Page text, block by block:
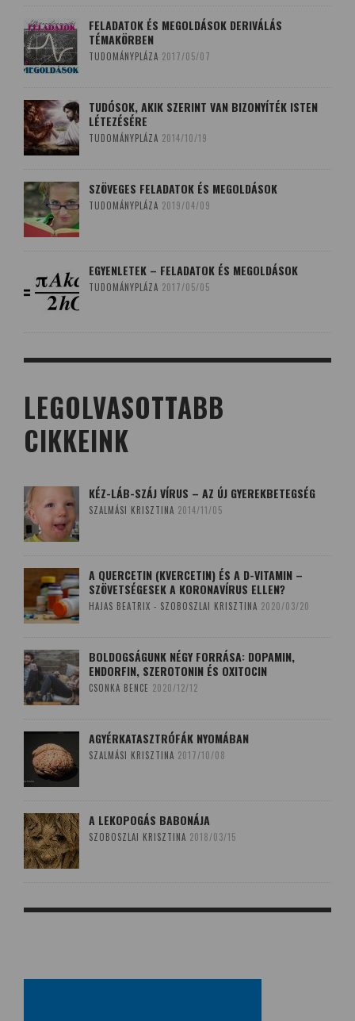
FELADATOK ÉS MEGOLDÁSOK DERIVÁLÁS
TÉMAKÖRBEN
TUDOMÁNYPLÁZA 2017/05/07
TUDÓSOK, AKIK SZERINT VAN BIZONYÍTÉK ISTEN
LÉTEZÉSÉRE
TUDOMÁNYPLÁZA 2014/10/19
SZÖVEGES FELADATOK ÉS MEGOLDÁSOK
TUDOMÁNYPLÁZA 2019/04/09
EGYENLETEK – FELADATOK ÉS MEGOLDÁSOK
TUDOMÁNYPLÁZA 2017/05/05
LEGOLVASOTTABB
CIKKEINK
KÉZ-LÁB-SZÁJ VÍRUS – AZ ÚJ GYEREKBETEGSÉG
SZALMÁSI KRISZTINA 2014/11/05
A QUERCETIN (KVERCETIN) ÉS A D-VITAMIN –
SZÖVETSÉGESEK A KORONAVÍRUS ELLEN?
HAJAS BEATRIX - SZOBOSZLAI KRISZTINA 2020/03/20
BOLDOGSÁGUNK NÉGY FORRÁSA: DOPAMIN,
ENDORFIN, SZEROTONIN ÉS OXITOCIN
CSONKA BENCE 2020/12/12
AGYÉRKATASZTRÓFÁK NYOMÁBAN
SZALMÁSI KRISZTINA 2017/10/08
A LEKOPOGÁS BABONÁJA
SZOBOSZLAI KRISZTINA 2018/03/15